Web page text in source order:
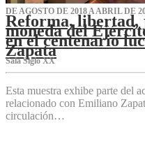
DE AGOSTO DE 2018 A ABRIL DE
Reforma, libertad,
moneda del
en el centenario
Zapata
Sala Siglo XX
Esta muestra exhibe parte del
relacionado con Emiliano
circulación…